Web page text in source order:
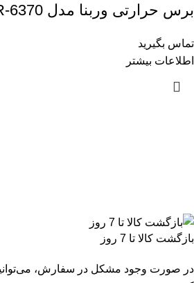
برس حرارتی وربنا مدل VR-6370
تماس بگیرید
اطلاعات بیشتر
بازگشت کالا تا 7 روز